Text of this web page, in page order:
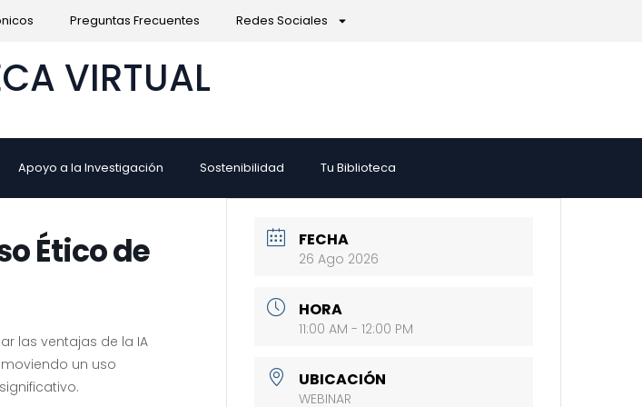
Preguntas Frecuentes Redes Sociales
VIRTUAL
Apoyo a la Investigación Sostenibilidad Tu Biblioteca
Ético de
las ventajas de la IA
un uso
FECHA
26 Ago 2026
HORA
11:00 AM - 12:00 PM
UBICACIÓN
WEBINAR